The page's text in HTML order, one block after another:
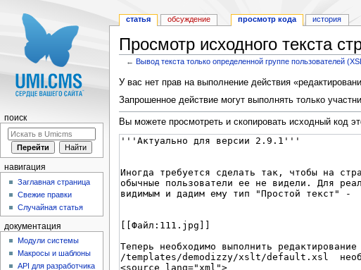
Просмотр исходного текста
←Вывод текста только определенной группе пользователей
У вас нет прав на выполнение действия
Запрошенное действие могут выполнять только
Вы можете просмотреть и скопировать исходный код
статья обсуждение просмотр кода история
поиск
навигация
Заглавная страница
Свежие правки
Случайная статья
документация
Модули системы
Макросы и шаблоны
API для разработчика